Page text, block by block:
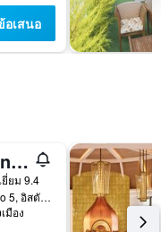
อเสนอ
Sirkeci Mansion
ยี่ยม 9.4
Taya Hatun Cad No 5, อิสตันบูล, ตุรเคีย
มือง